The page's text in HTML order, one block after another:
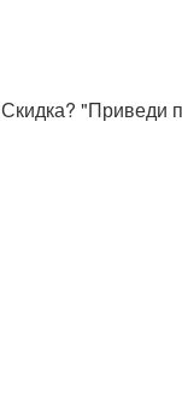
Скидка? "Приведи